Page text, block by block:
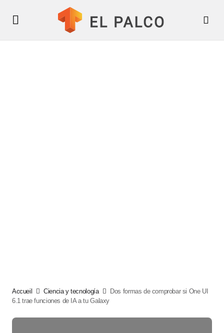
Accueil Ciencia y tecnología
Dos formas de comprobar si One UI
6.1 trae funciones de IA a tu Galaxy